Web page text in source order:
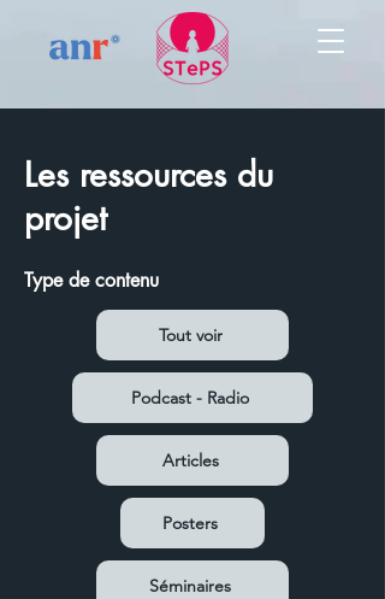
Les ressources du
projet
Type de contenu
Tout voir
Podcast - Radio
Articles
Posters
Séminaires